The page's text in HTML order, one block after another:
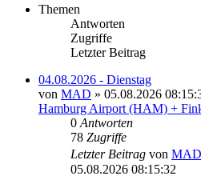
Themen
Antworten
Zugriffe
Letzter Beitrag
04.08.2026 - Dienstag
von MAD » 05.08.2026
Hamburg Airport (HAM) +
0 Antworten
78 Zugriffe
Letzter Beitrag von MAD
05.08.2026 08:15:32